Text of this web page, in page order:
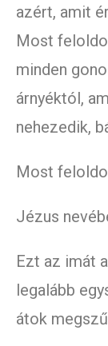
azért, amit
Most
minden
árnyéktól,
nehezedik,
Most
Jézus
Ezt az imát
legalább
átok